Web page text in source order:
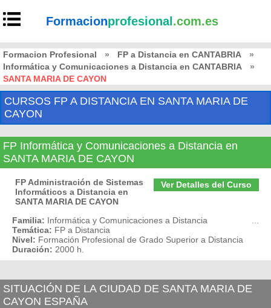
Formacionprofesional .com.es
Formacion Profesional » FP a Distancia en CANTABRIA
»
Informática y Comunicaciones a Distancia en CANTABRIA
»
SANTA MARIA DE CAYON
CURSOS FP A DISTANCIA EN SANTA MARIA DE
CAYON
FP Informática y Comunicaciones a Distancia en
SANTA MARIA DE CAYON
Ver Detalles del Curso
FP Administración de Sistemas
Informáticos a Distancia en
SANTA MARIA DE CAYON
Familia: Informática y Comunicaciones a Distancia
Temática: FP a Distancia
Nivel: Formación Profesional de Grado Superior a Distancia
Duración: 2000 h.
SITUACIÓN DE LA CIUDAD DE SANTA MARIA DE
CAYON ESPAÑA